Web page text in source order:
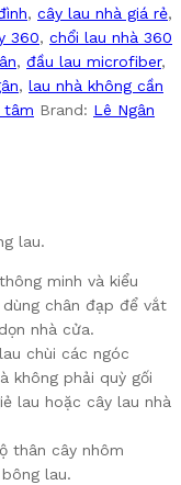
, cây lau nhà giá rẻ,
360, chổi lau nhà 360
, đầu lau microfiber,
, lau nhà không cần
tâm Brand: Lê Ngân
lau.
minh và kiểu
chân đạp để vắt
nhà cửa.
chùi các ngóc
không phải quỳ gối
lau hoặc cây lau nhà
thân cây nhôm
lau.